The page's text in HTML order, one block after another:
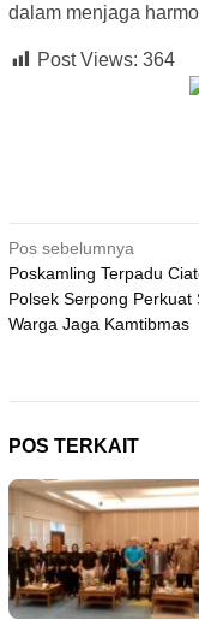
dalam menjaga
Post Views: 364
Navigasi
pos
Pos sebelumnya
Poskamling Terpadu
Polsek Serpong Perkuat
Warga Jaga Kamtibmas
POS TERKAIT